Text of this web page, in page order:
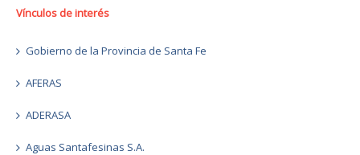
Vínculos de interés
Gobierno de la Provincia de Santa Fe
AFERAS
ADERASA
Aguas Santafesinas S.A.